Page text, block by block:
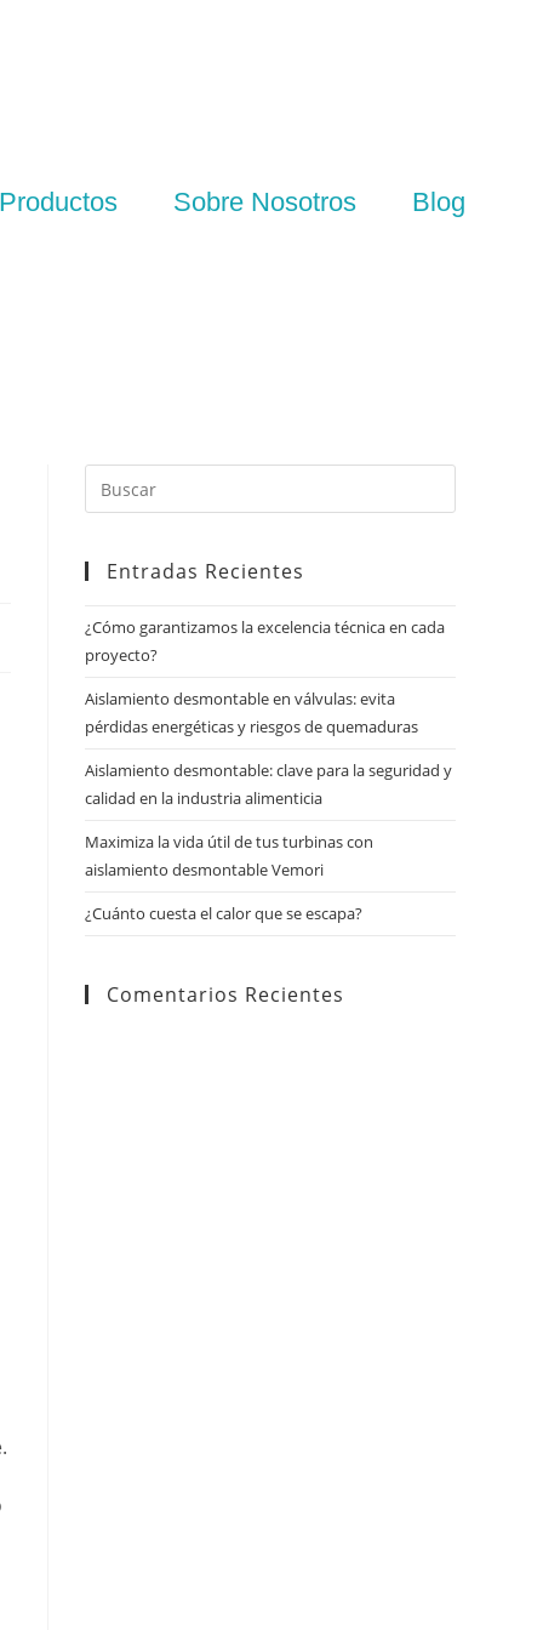
Productos Sobre Nosotros Blog
Entradas Recientes
¿Cómo garantizamos la excelencia técnica en cada
proyecto?
Aislamiento desmontable en válvulas: evita
pérdidas energéticas y riesgos de quemaduras
Aislamiento desmontable: clave para la seguridad y
calidad en la industria alimenticia
Maximiza la vida útil de tus turbinas con
aislamiento desmontable Vemori
¿Cuánto cuesta el calor que se escapa?
Comentarios Recientes